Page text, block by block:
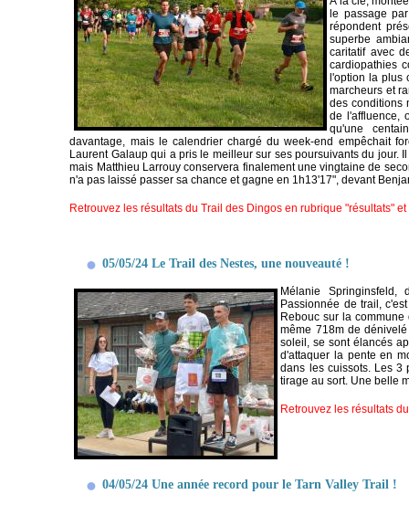
le passage
répondent
superbe
caritatif avec
cardiopathies
l'option la plus
marcheurs et
des conditions
de l'affluence,
qu'une
davantage, mais le calendrier chargé du week-end empêchait
Laurent Galaup qui a pris le meilleur sur ses poursuivants du
mais Matthieu Larrouy conservera finalement une vingtaine de
n'a pas laissé passer sa chance et gagne en 1h13'17", devant
Retrouvez les résultats du Trail des Dingos en rubrique "résultats"
05/05/24 Le Trail des Nestes, une nouveauté !
Mélanie Springinsfeld,
Passionnée de trail,
Rebouc sur la
même 718m de
soleil, se sont élancés
d'attaquer la pente en
dans les cuissots. Les 3
tirage au sort. Une belle
Retrouvez les résultats
04/05/24 Une année record pour le Tarn Valley Trail !